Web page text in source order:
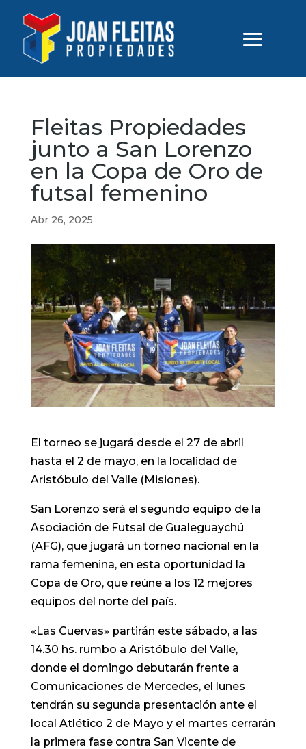
Fleitas Propiedades
junto a San Lorenzo
en la Copa de Oro de
futsal femenino
Abr 26, 2025
El torneo se jugará desde el 27 de abril
hasta el 2 de mayo, en la localidad de
Aristóbulo del Valle (Misiones).
San Lorenzo será el segundo equipo de la
Asociación de Futsal de Gualeguaychú
(AFG), que jugará un torneo nacional en la
rama femenina, en esta oportunidad la
Copa de Oro, que reúne a los 12 mejores
equipos del norte del país.
«Las Cuervas» partirán este sábado, a las
14.30 hs. rumbo a Aristóbulo del Valle,
donde el domingo debutarán frente a
Comunicaciones de Mercedes, el lunes
tendrán su segunda presentación ante el
local Atlético 2 de Mayo y el martes cerrarán
la primera fase contra San Vicente de